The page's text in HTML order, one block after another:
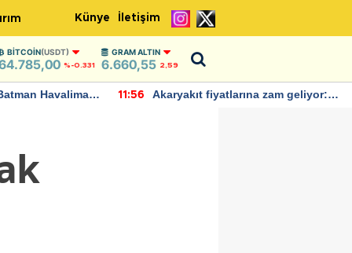
Künye İletişim
BITCOIN(USDT)
%-0.331
GRAM ALTIN
6.660,55 2,59
Havalimanı
11:56
Akaryakıt fiyatlarına zam geliyor: